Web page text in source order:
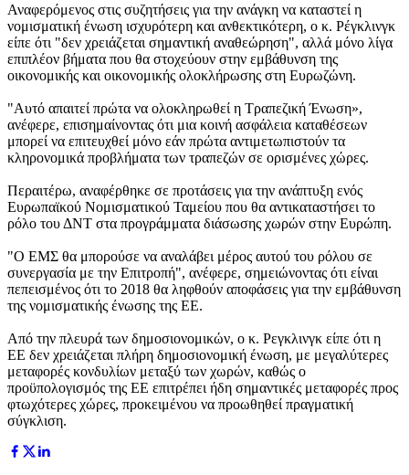
Αναφερόμενος στις συζητήσεις για την ανάγκη να καταστεί η
νομισματική ένωση ισχυρότερη και ανθεκτικότερη, ο κ. Ρέγκλινγκ
είπε ότι "δεν χρειάζεται σημαντική αναθεώρηση", αλλά μόνο λίγα
επιπλέον βήματα που θα στοχεύουν στην εμβάθυνση της
οικονομικής και οικονομικής ολοκλήρωσης στη Ευρωζώνη.
"Αυτό απαιτεί πρώτα να ολοκληρωθεί η Τραπεζική Ένωση»,
ανέφερε, επισημαίνοντας ότι μια κοινή ασφάλεια καταθέσεων
μπορεί να επιτευχθεί μόνο εάν πρώτα αντιμετωπιστούν τα
κληρονομικά προβλήματα των τραπεζών σε ορισμένες χώρες.
Περαιτέρω, αναφέρθηκε σε προτάσεις για την ανάπτυξη ενός
Ευρωπαϊκού Νομισματικού Ταμείου που θα αντικαταστήσει το
ρόλο του ΔΝΤ στα προγράμματα διάσωσης χωρών στην Ευρώπη.
"Ο ΕΜΣ θα μπορούσε να αναλάβει μέρος αυτού του ρόλου σε
συνεργασία με την Επιτροπή", ανέφερε, σημειώνοντας ότι είναι
πεπεισμένος ότι το 2018 θα ληφθούν αποφάσεις για την εμβάθυνση
της νομισματικής ένωσης της ΕΕ.
Από την πλευρά των δημοσιονομικών, ο κ. Ρεγκλινγκ είπε ότι η
ΕΕ δεν χρειάζεται πλήρη δημοσιονομική ένωση, με μεγαλύτερες
μεταφορές κονδυλίων μεταξύ των χωρών, καθώς ο
προϋπολογισμός της ΕΕ επιτρέπει ήδη σημαντικές μεταφορές προς
φτωχότερες χώρες, προκειμένου να προωθηθεί πραγματική
σύγκλιση.